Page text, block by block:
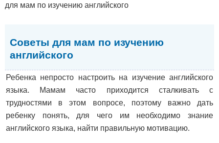
для мам по изучению английского
Советы для мам по изучению
английского
Ребенка непросто настроить на изучение английского
языка. Мамам часто приходится сталкивать с
трудностями в этом вопросе, поэтому важно дать
ребенку понять, для чего им необходимо знание
английского языка, найти правильную мотивацию.